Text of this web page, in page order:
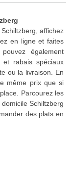
affichez
en ligne et faites
également
et rabais spéciaux
ou la livraison. En
même prix que si
Parcourez les
Schiltzberg
des plats en